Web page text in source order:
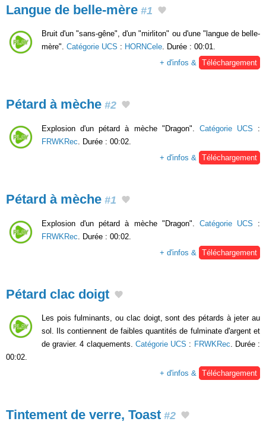
Langue de belle-mère #1
Bruit d'un "sans-gêne", d'un "mirliton" ou d'une "langue de belle-
mère". Catégorie UCS : HORNCele. Durée : 00:01.
+ d'infos & Téléchargement
Pétard à mèche #2
Explosion d'un pétard à mèche "Dragon". Catégorie UCS :
FRWKRec. Durée : 00:02.
+ d'infos & Téléchargement
Pétard à mèche #1
Explosion d'un pétard à mèche "Dragon". Catégorie UCS :
FRWKRec . Durée : 00:02.
+ d'infos &
Téléchargement
Pétard clac doigt
Les pois fulminants, ou clac doigt, sont des pétards à jeter au
sol. Ils contiennent de faibles quantités de fulminate d'argent et
de gravier. 4 claquements. Catégorie UCS : FRWKRec. Durée :
00:02.
+ d'infos & Téléchargement
Tintement de verre, Toast #2